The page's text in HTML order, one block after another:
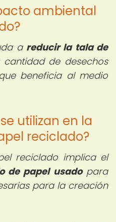
ambiental
a reducir la tala de
de desechos
beneficia al medio
utilizan en la
reciclado?
reciclado implica el
de papel usadopara
para la creación